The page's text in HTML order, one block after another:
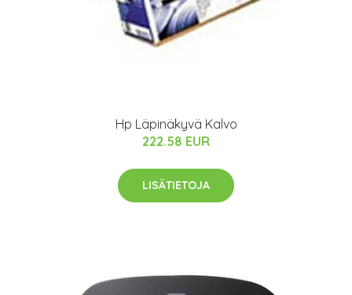
Hp Läpinäkyvä Kalvo
222.58 EUR
LISÄTIETOJA